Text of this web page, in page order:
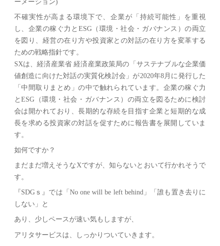
不確実性が高まる環境下で、企業が「持続可能性」を重視
し、企業の稼ぐ力とESG（環境・社会・ガバナンス）の両立
を図り、経営の在り方や投資家との対話の在り方を変革する
ための戦略指針です。
SXは、経済産業省 経済産業政策局の「サステナブルな企業価
値創造に向けた対話の実質化検討会」が2020年8月に発行した
「中間取りまとめ」の中で触れられています。企業の稼ぐ力
とESG（環境・社会・ガバナンス）の両立を図るために検討
会は開かれており、長期的な存続を目指す企業と短期的な成
長を求める投資家の対話を促すために報告書を展開していま
す。
如何ですか？
まだまだ増えそうなXですが、知らないとおいて行かれそうで
す。
『SDGｓ』では「No one will be left behind」「誰も置き去りに
しない」と
あり、少しペースが速い気もしますが、
アリタサービスは、しっかりついていきます。